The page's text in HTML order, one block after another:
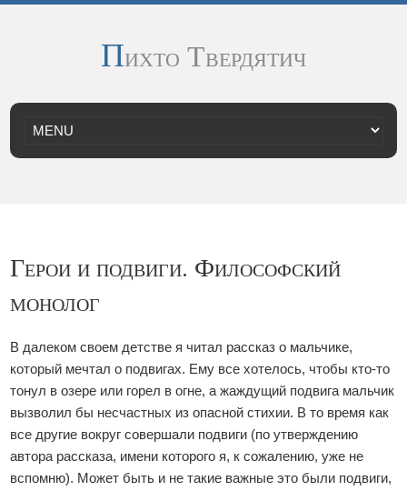
Пихто Твердятич
Герои и подвиги. Философский
монолог
В далеком своем детстве я читал рассказ о мальчике,
который мечтал о подвигах. Ему все хотелось, чтобы кто-то
тонул в озере или горел в огне, а жаждущий подвига мальчик
вызволил бы несчастных из опасной стихии. В то время как
все другие вокруг совершали подвиги (по утверждению
автора рассказа, имени которого я, к сожалению, уже не
вспомню). Может быть и не такие важные это были подвиги,